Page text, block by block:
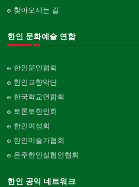
찾아오시는 길
한인 문화예술 연합
한인문인협회
한인교향악단
한국학교연합회
토론토한인회
한인여성회
한인미술가협회
온주한인실협인협회
한인 공익 네트워크